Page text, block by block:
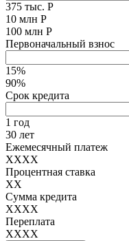
375 тыс. Р
10 млн Р
100 млн Р
Первоначальный взнос
15%
90%
Срок кредита
1 год
30 лет
Ежемесячный платеж
XXXX
Процентная ставка
XX
Сумма кредита
XXXX
Переплата
XXXX